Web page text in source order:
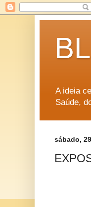
A ideia
Saúde,
sábado,